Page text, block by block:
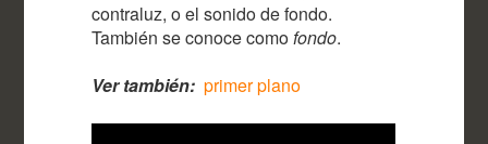
contraluz, o el sonido de fondo.
También se conoce como fondo.
Ver también: primer plano